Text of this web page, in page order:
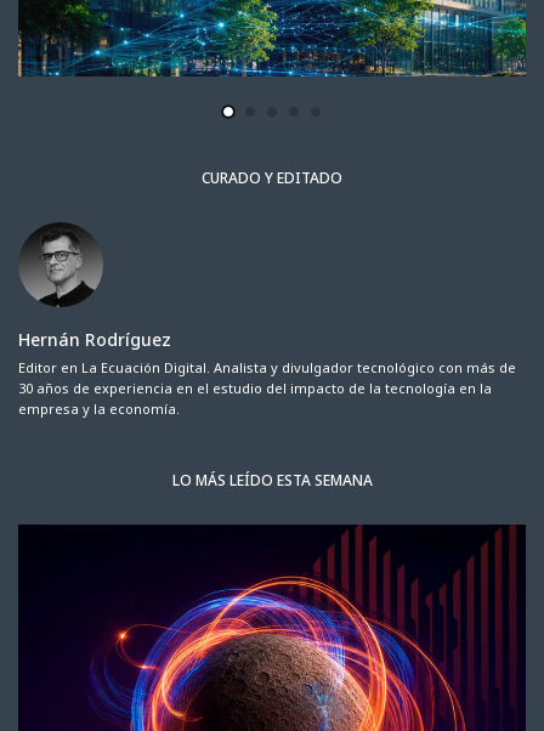
CURADO Y EDITADO
Hernán Rodríguez
Editor en La Ecuación Digital. Analista y divulgador tecnológico con más de
30 años de experiencia en el estudio del impacto de la tecnología en la
empresa y la economía.
LO MÁS LEÍDO ESTA SEMANA